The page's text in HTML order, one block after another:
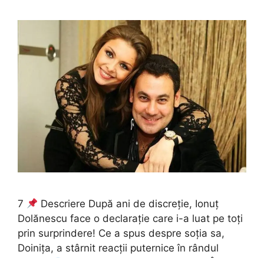
7
Descriere După ani de discreție, Ionuț
Dolănescu face o declarație care i-a luat pe toți
prin surprindere! Ce a spus despre soția sa,
Doinița, a stârnit reacții puternice în rândul